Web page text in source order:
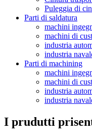
Puleggia di
Parti di saldatura
machini
machini di
industria
industria
Parti di machining
machini
machini di
industria
industria
I prudutti